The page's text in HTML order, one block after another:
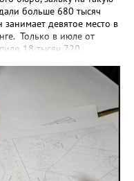
больше 680 тысяч
занимает девятое место в
Только в июле от
18 тысяч 720
сегодня просят 543 с
за это время решили
аналитики бюро,
самозапрет,
погасили долги недавно,
сейчас.